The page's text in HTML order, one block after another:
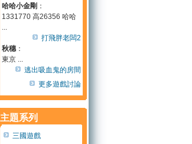
哈哈小金剛 ：
1331770 高26356 哈哈
...
打飛胖老闆2
秋穗：
東京 ...
逃出吸血鬼的房間
更多遊戲討論
主題系列
三國遊戲